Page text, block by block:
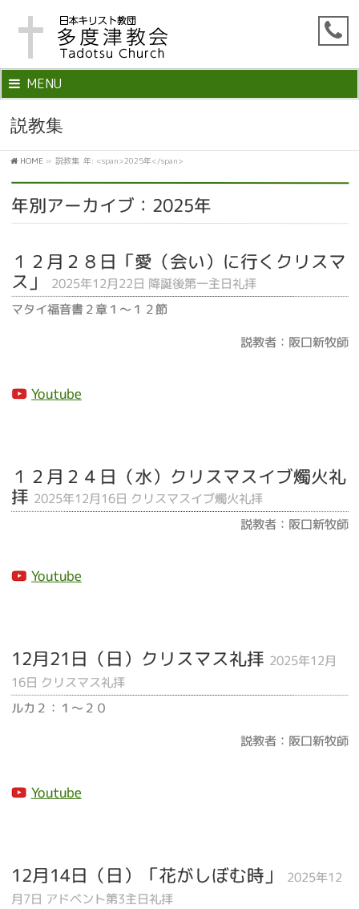
MENU
説教集
HOME » 説教集 年: <span>2025年</span>
年別アーカイブ：2025年
１２月２８日「愛（会い）に行くクリスマ
ス」 2025年12月22日 降誕後第一主日礼拝
マタイ福音書２章１～１２節
説教者：阪口新牧師
Youtube
１２月２４日（水）クリスマスイブ燭火礼
拝 2025年12月16日 クリスマスイブ燭火礼拝
説教者：阪口新牧師
Youtube
12月21日（日）クリスマス礼拝 2025年12月
16日 クリスマス礼拝
ルカ２：１～２０
説教者：阪口新牧師
Youtube
12月14日（日）「花がしぼむ時」 2025年12
月7日 アドベント第3主日礼拝